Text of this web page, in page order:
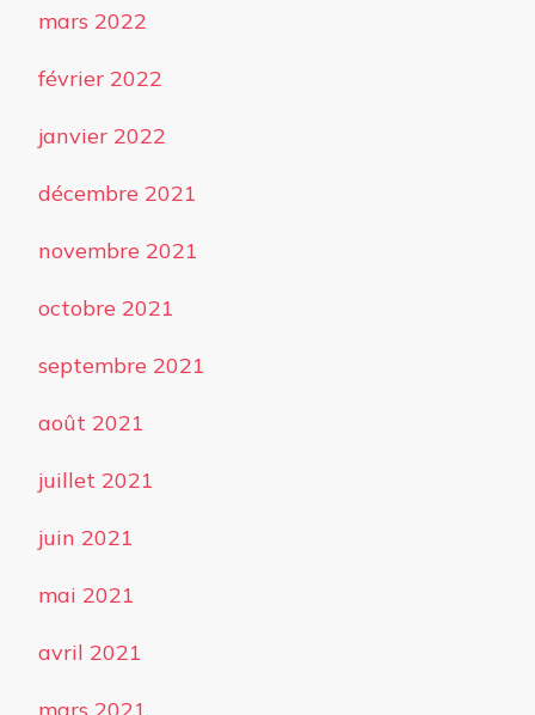
mars 2022
février 2022
janvier 2022
décembre 2021
novembre 2021
octobre 2021
septembre 2021
août 2021
juillet 2021
juin 2021
mai 2021
avril 2021
mars 2021